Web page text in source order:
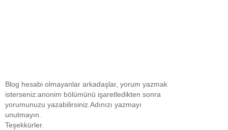
Blog hesabi olmayanlar arkadaşlar, yorum yazmak
isterseniz:anonim bölümünü işaretledikten sonra
yorumunuzu yazabilirsiniz.Adınızı yazmayı
unutmayın.
Teşekkürler.